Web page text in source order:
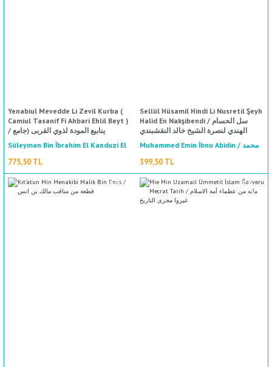
%50
indirim
Yenabiul Mevedde Li Zevil Kurba (
Camiul Tasanif Fi Ahbari Ehlil Beyt )
/ ينابيع المودة لذوي القربى (جامع
التصانيف في أخبار أهل البيت)
Süleyman Bin İbrahim El Kanduzi El
Belhi El Eşari / سليمان بن إبراهيم
القندوزي البلخي الأشعري
775,50 TL
Sellül Hüsamil Hindi Li Nusretil Şeyh
Halid En Nakşibendi / سل الحسام
الهندي لنصرة الشيخ خالد النقشبندي
Muhammed Emin İbnu Abidin / محمد
أمين ابن عابدين
399,50 TL